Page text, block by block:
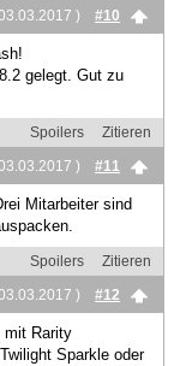
)
#10
gelegt. Gut zu
Spoilers
Zitieren
)
#11
Mitarbeiter sind
Spoilers
Zitieren
)
#12
mit Rarity
Sparkle oder